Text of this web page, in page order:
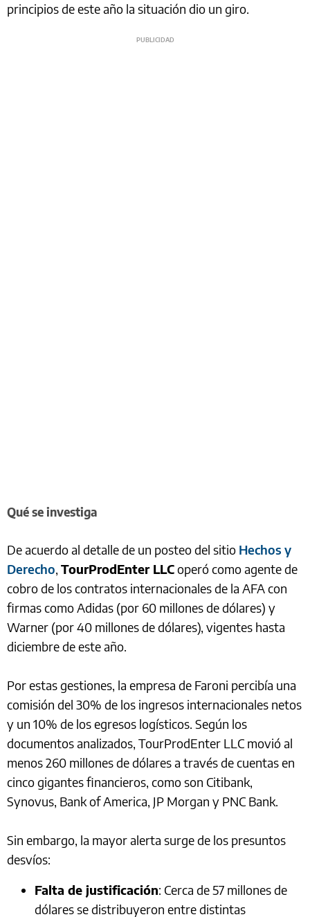
principios de este año la situación dio un giro.
Qué se investiga
De acuerdo al detalle de un posteo del sitio Hechos y
Derecho, TourProdEnter LLCoperó como agente de
cobro de los contratos internacionales de la AFA con
firmas como Adidas (por 60 millones de dólares) y
Warner (por 40 millones de dólares), vigentes hasta
diciembre de este año.
Por estas gestiones, la empresa de Faroni percibía una
comisión del 30% de los ingresos internacionales netos
y un 10% de los egresos logísticos. Según los
documentos analizados, TourProdEnter LLC movió al
menos 260 millones de dólares a través de cuentas en
cinco gigantes financieros, como son Citibank,
Synovus, Bank of America, JP Morgan y PNC Bank.
Sin embargo, la mayor alerta surge de los presuntos
desvíos:
Falta de justificación: Cerca de 57 millones de
dólares se distribuyeron entre distintas